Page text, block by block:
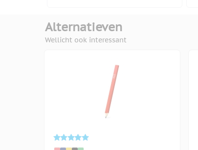
Alternatieven
Wellicht ook interessant